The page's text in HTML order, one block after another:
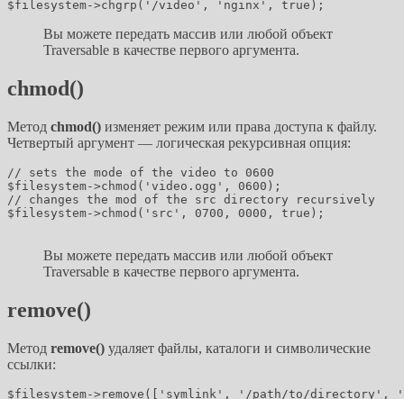
Вы можете передать массив или любой объект
Traversable в качестве первого аргумента.
chmod()
Метод chmod() изменяет режим или права доступа к файлу.
Четвертый аргумент — логическая рекурсивная опция:
// sets the mode of the video to 0600
$filesystem->chmod('video.ogg', 0600);
// changes the mod of the src directory recursively
$filesystem->chmod('src', 0700, 0000, true);
Вы можете передать массив или любой объект
Traversable в качестве первого аргумента.
remove()
Метод remove() удаляет файлы, каталоги и символические
ссылки:
$filesystem->remove(['symlink', '/path/to/